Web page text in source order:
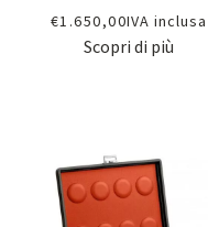
€1.650,00IVA inclusa
Scopri di più